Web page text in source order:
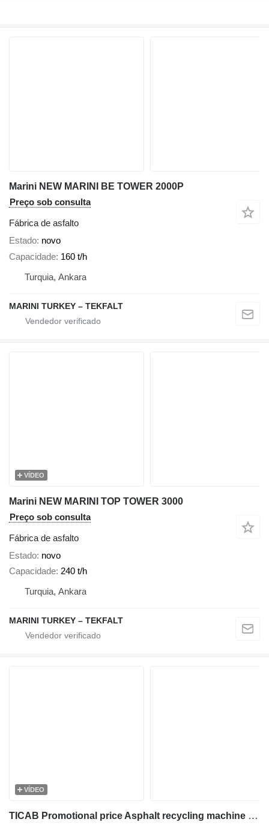
Marini NEW MARINI BE TOWER 2000P
Preço sob consulta
Fábrica de asfalto
Estado novo
Capacidade 160 t/h
Turquia, Ankara
MARINI TURKEY – TEKFALT
VÍDEO
Marini NEW MARINI TOP TOWER 3000
Preço sob consulta
Fábrica de asfalto
Estado novo
Capacidade 240 t/h
Turquia, Ankara
MARINI TURKEY – TEKFALT
VÍDEO
TICAB Promotional price Asphalt recycling machine 2 t/h RA-800